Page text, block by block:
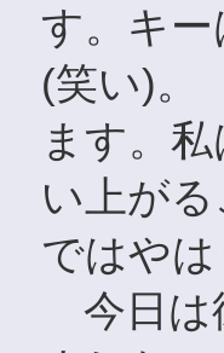
す。キ
(笑い)。
ます。
い上が
ではやは
今日は